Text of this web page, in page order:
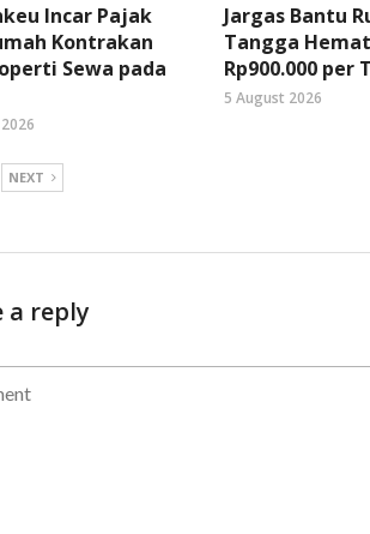
Incar Pajak
Kontrakan
Sewa pada
Jargas Bantu
Tangga
Rp900.000 per
5 August 2026
NEXT
a reply